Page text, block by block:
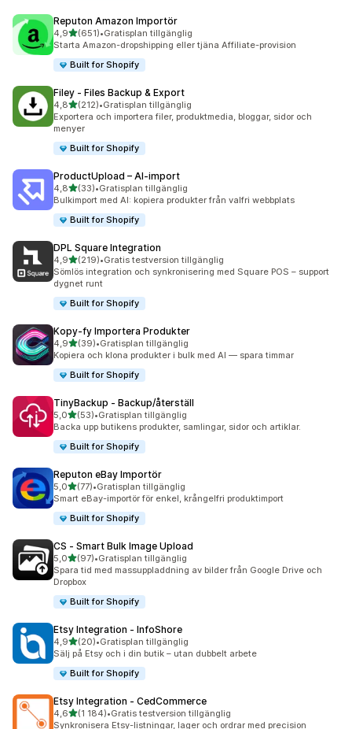
Reputon Amazon Importör
4,9av 5 stjärnor
(651)
651 recensioner totalt
•Gratisplan tillgänglig
Starta Amazon-dropshipping eller tjäna Affiliate-provision
Built for Shopify
Filey ‑ Files Backup & Export
4,8av 5 stjärnor
(212)
212 recensioner totalt
•Gratisplan tillgänglig
Exportera och importera filer, produktmedia, bloggar, sidor och
menyer
Built for Shopify
ProductUpload – AI‑import
4,8av 5 stjärnor
(33)
33 recensioner totalt
•Gratisplan tillgänglig
Bulkimport med AI: kopiera produkter från valfri webbplats
Built for Shopify
DPL Square Integration
4,9av 5 stjärnor
(219)
219 recensioner totalt
•Gratis testversion tillgänglig
Sömlös integration och synkronisering med Square POS – support
dygnet runt
Built for Shopify
Kopy‑fy Importera Produkter
4,9av 5 stjärnor
(39)
39 recensioner totalt
•Gratisplan tillgänglig
Kopiera och klona produkter i bulk med AI — spara timmar
Built for Shopify
TinyBackup ‑ Backup/återställ
5,0av 5 stjärnor
(53)
53 recensioner totalt
•Gratisplan tillgänglig
Backa upp butikens produkter, samlingar, sidor och artiklar.
Built for Shopify
Reputon eBay Importör
5,0av 5 stjärnor
(77)
77 recensioner totalt
•Gratisplan tillgänglig
Smart eBay-importör för enkel, krångelfri produktimport
Built for Shopify
CS ‑ Smart Bulk Image Upload
5,0av 5 stjärnor
(97)
97 recensioner totalt
•Gratisplan tillgänglig
Spara tid med massuppladdning av bilder från Google Drive och
Dropbox
Built for Shopify
Etsy Integration ‑ InfoShore
4,9av 5 stjärnor
(20)
20 recensioner totalt
•Gratisplan tillgänglig
Sälj på Etsy och i din butik – utan dubbelt arbete
Built for Shopify
Etsy Integration ‑ CedCommerce
4,6av 5 stjärnor
(1 184)
1184 recensioner totalt
•Gratis testversion tillgänglig
Synkronisera Etsy-listningar, lager och ordrar med precision